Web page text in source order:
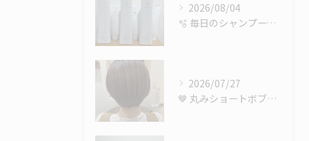
2026/08/04
🫧 毎日のシャンプーで、髪はもっと綺麗になる。
2026/07/27
🤎 丸みショートボブで後ろ姿も美しく✨